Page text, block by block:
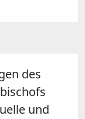
des
und